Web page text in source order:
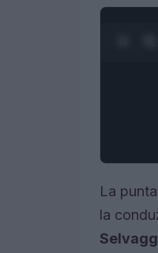
La
la